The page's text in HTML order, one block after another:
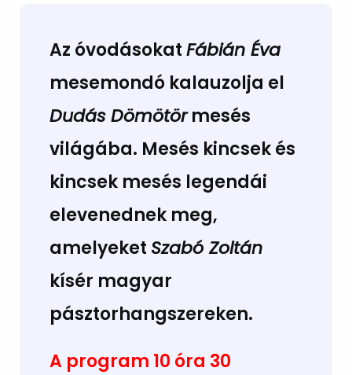
Az óvodásokatFábián Éva
mesemondó kalauzolja el
Dudás Dömötörmesés
világába. Mesés kincsek és
kincsek mesés legendái
elevenednek meg,
amelyeket Szabó Zoltán
kísér magyar
pásztorhangszereken.
A program 10 óra 30